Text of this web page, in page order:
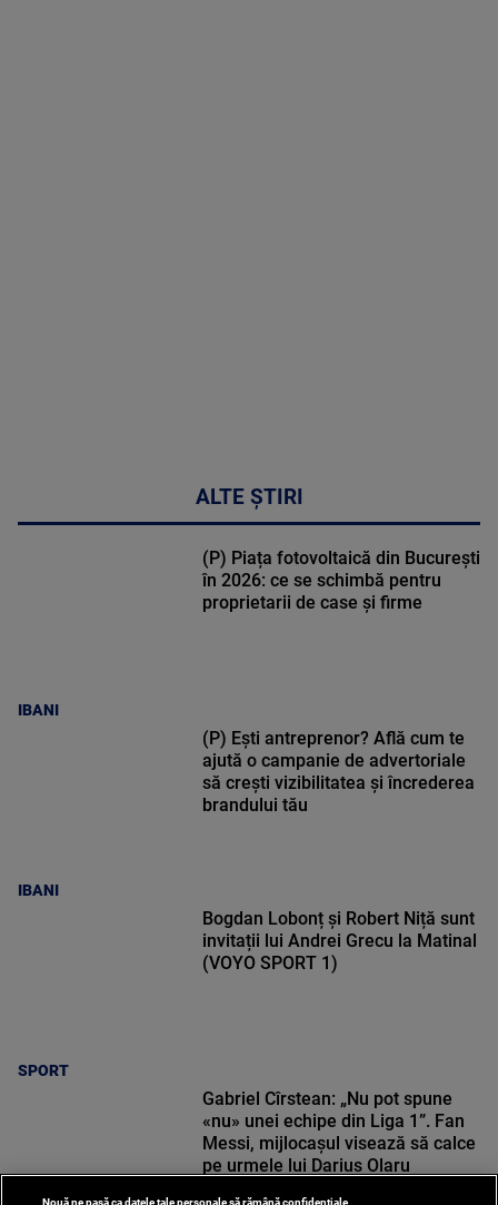
ALTE ȘTIRI
IBANI
(P) Piața fotovoltaică din București
în 2026: ce se schimbă pentru
proprietarii de case și firme
IBANI
(P) Ești antreprenor? Află cum te
ajută o campanie de advertoriale
să crești vizibilitatea și încrederea
brandului tău
SPORT
Bogdan Lobonț și Robert Niță sunt
invitații lui Andrei Grecu la Matinal
(VOYO SPORT 1)
Gabriel Cîrstean: „Nu pot spune
«nu» unei echipe din Liga 1”. Fan
Messi, mijlocașul visează să calce
pe urmele lui Darius Olaru
Nouă ne pasă ca datele tale personale să rămână confidențiale